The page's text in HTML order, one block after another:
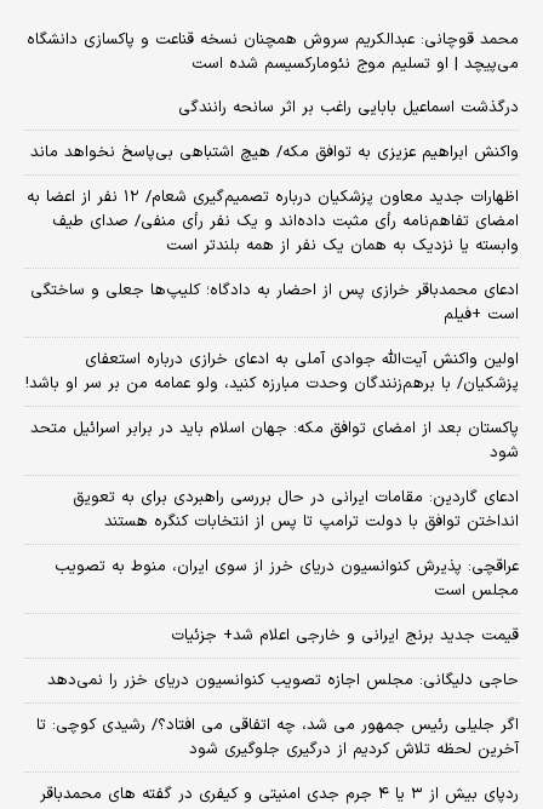
محمد قوچانی: عبدالکریم سروش همچنان نسخه قناعت و پاکسازی دانشگاه
می‌پیچد | او تسلیم موج نئومارکسیسم شده است
درگذشت اسماعیل بابایی راغب بر اثر سانحه رانندگی
واکنش ابراهیم عزیزی به توافق مکه/ هیچ اشتباهی بی‌پاسخ نخواهد ماند
اظهارات جدید معاون پزشکیان درباره تصمیم‌گیری شعام/ ۱۲ نفر از اعضا به
امضای تفاهم‌نامه رأی مثبت داده‌اند و یک نفر رأی منفی/ صدای طیف
وابسته یا نزدیک به همان یک نفر از همه بلندتر است
ادعای محمدباقر خرازی پس از احضار به دادگاه؛ کلیپ‌ها جعلی و ساختگی
است +فیلم
اولین واکنش آیت‌الله جوادی آملی به ادعای خرازی درباره استعفای
پزشکیان/ با برهم‌زنندگان وحدت مبارزه کنید، ولو عمامه من بر سر او باشد!
پاکستان بعد از امضای توافق مکه: جهان اسلام باید در برابر اسرائیل متحد
شود
ادعای گاردین: مقامات ایرانی در حال بررسی راهبردی برای به تعویق
انداختن توافق با دولت ترامپ تا پس از انتخابات کنگره هستند
عراقچی: پذیرش کنوانسیون دریای خرز از سوی ایران، منوط به تصویب
مجلس است
قیمت جدید برنج ایرانی و خارجی اعلام شد+ جزئیات
حاجی دلیگانی: مجلس اجازه تصویب کنوانسیون دریای خزر را نمی‌دهد
اگر جلیلی رئیس جمهور می شد، چه اتفاقی می افتاد؟/ رشیدی کوچی: تا
آخرین لحظه تلاش کردیم از درگیری جلوگیری شود
ردپای بیش از ۳ یا ۴ جرم جدی امنیتی و کیفری در گفته های محمدباقر